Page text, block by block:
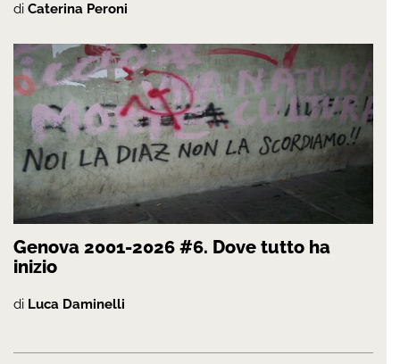
di Caterina Peroni
Genova 2001-2026 #6. Dove tutto ha
inizio
di Luca Daminelli